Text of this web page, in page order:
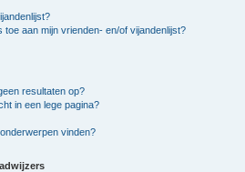
aan mijn vrienden- en/of vijandenlijst?
resultaten op?
in een lege pagina?
vinden?